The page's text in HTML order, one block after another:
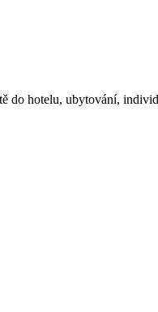
do hotelu, ubytování,